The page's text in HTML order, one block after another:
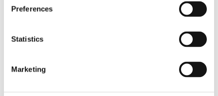
Preferences
Statistics
Marketing
arbeidsvoorwaarden zijn als volgt:
Een salaris tussen de € 3.928,- en € 5.656,- bruto
per maand, afhankelijk van kennis en ervaring;
Vergoeding consignatiediensten;